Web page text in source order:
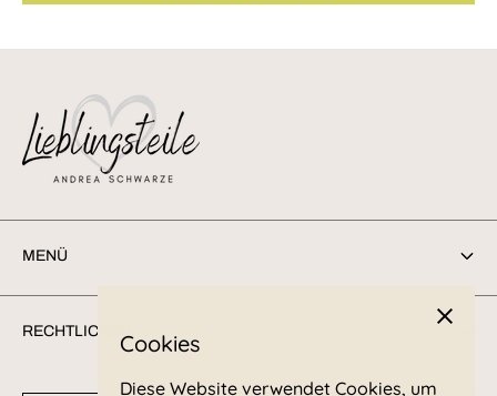
Cookies
Diese Website verwendet Cookies, um
MENÜ
Sendungsverfolgung
RECHTLICHES